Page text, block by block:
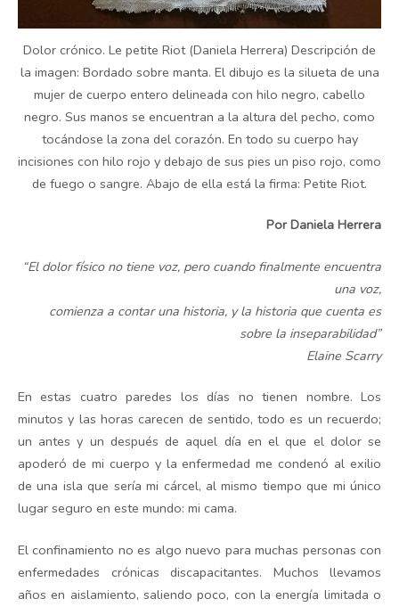
Dolor crónico. Le petite Riot (Daniela Herrera) Descripción de
la imagen: Bordado sobre manta. El dibujo es la silueta de una
mujer de cuerpo entero delineada con hilo negro, cabello
negro. Sus manos se encuentran a la altura del pecho, como
tocándose la zona del corazón. En todo su cuerpo hay
incisiones con hilo rojo y debajo de sus pies un piso rojo, como
de fuego o sangre. Abajo de ella está la firma: Petite Riot.
Por Daniela Herrera
“El dolor físico no tiene voz, pero cuando finalmente encuentra
una voz,
comienza a contar una historia, y la historia que cuenta es
sobre la inseparabilidad”
Elaine Scarry
En estas cuatro paredes los días no tienen nombre. Los
minutos y las horas carecen de sentido, todo es un recuerdo;
un antes y un después de aquel día en el que el dolor se
apoderó de mi cuerpo y la enfermedad me condenó al exilio
de una isla que sería mi cárcel, al mismo tiempo que mi único
lugar seguro en este mundo: mi cama.
El confinamiento no es algo nuevo para muchas personas con
enfermedades crónicas discapacitantes. Muchos llevamos
años en aislamiento, saliendo poco, con la energía limitada o